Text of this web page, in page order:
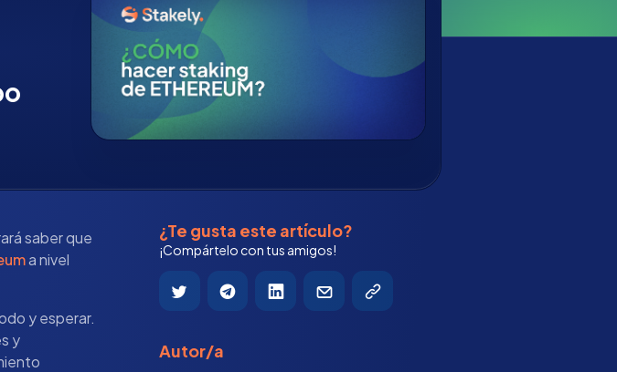
saber que
a nivel
y esperar.
y
¿Te gusta este artículo?
¡Compártelo con tus amigos!
Autor/a